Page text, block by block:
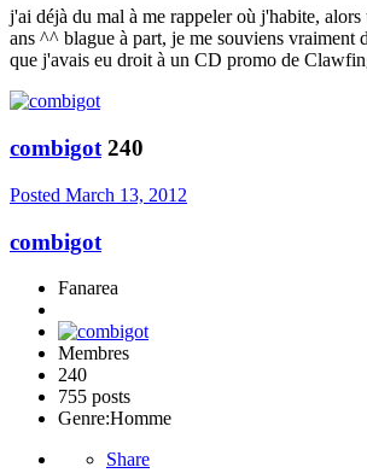
j'ai déjà du mal à me rappeler où j'habite,
ans ^^ blague à part, je me souviens vraiment
que j'avais eu droit à un CD promo de
combigot 240
Posted March 13, 2012
combigot
Fanarea
Membres
240
755 posts
Genre:Homme
Share